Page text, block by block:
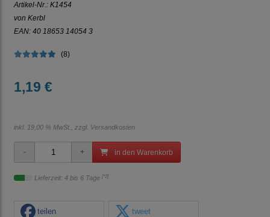
Artikel-Nr.: K1454
von Kerbl
EAN: 40 18653 14054 3
(8)
1,19 €
inkl. 19,00 % MwSt., zzgl. Versandkosten
in den Warenkorb
Lieferzeit: 4 bis 6 Tage [*2]
teilen tweet